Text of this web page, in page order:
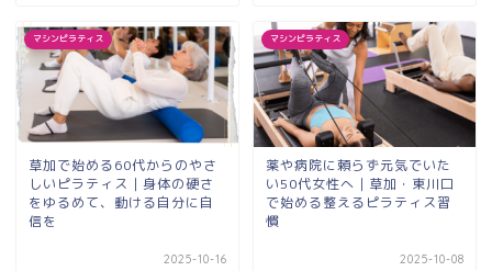
マシンピラティス
草加で始める60代からのやさ
しいピラティス｜身体の硬さ
をゆるめて、動ける自分に自
信を
2025-10-16
マシンピラティス
薬や病院に頼らず元気でいた
い50代女性へ｜草加・東川口
で始める整えるピラティス習
慣
2025-10-08